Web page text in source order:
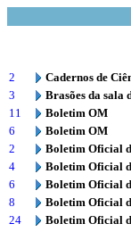
2
Cadernos de
3
Brasões da sala
11
Boletim OM
6
Boletim OM
2
Boletim Oficial
4
Boletim Oficial
6
Boletim Oficial
8
Boletim Oficial
24
Boletim Oficial